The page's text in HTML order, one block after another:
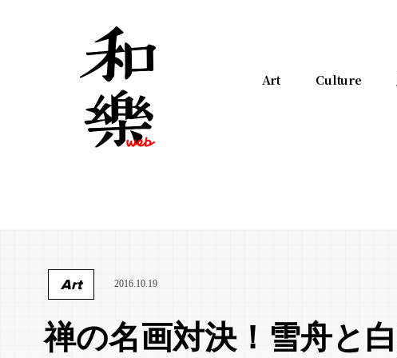
Art Culture
Art 2016.10.19
禅の名画対決！雪舟と